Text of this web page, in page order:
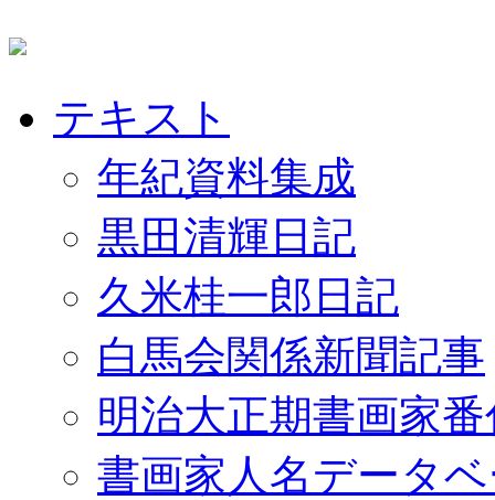
テキスト
年紀資料集成
黒田清輝日記
久米桂一郎日記
白馬会関係新聞記事
明治大正期書画家
書画家人名データ